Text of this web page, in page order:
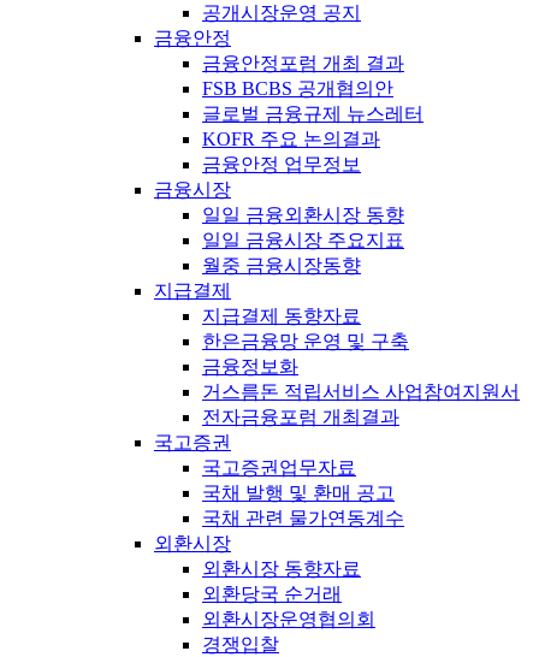
공개시장운영 공지
금융안정
금융안정포럼 개최 결과
FSB BCBS 공개협의안
글로벌 금융규제 뉴스레터
KOFR 주요 논의결과
금융안정 업무정보
금융시장
일일 금융외환시장 동향
일일 금융시장 주요지표
월중 금융시장동향
지급결제
지급결제 동향자료
한은금융망 운영 및 구축
금융정보화
거스름돈 적립서비스 사업참여지원서
전자금융포럼 개최결과
국고증권
국고증권업무자료
국채 발행 및 환매 공고
국채 관련 물가연동계수
외환시장
외환시장 동향자료
외환당국 순거래
외환시장운영협의회
경쟁입찰